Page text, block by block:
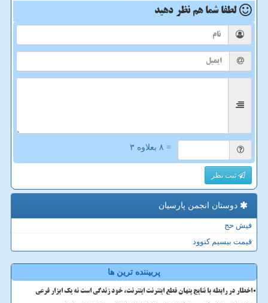
لطفا شما هم نظر دهید
= ۸ بعلاوه ۳
ثبت نظر
دوستان انجمن پارسیان
فیش حج
قیمت بیسیم کنوود
پربیننده ترین ها
اخطار در رابطه با نتایج پنهان قطع اینترنت اینترنت، خود زندگی است نه یک ابزار فرعی